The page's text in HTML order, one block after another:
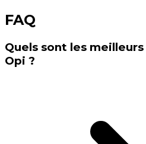
FAQ
Quels sont les
Opi ?